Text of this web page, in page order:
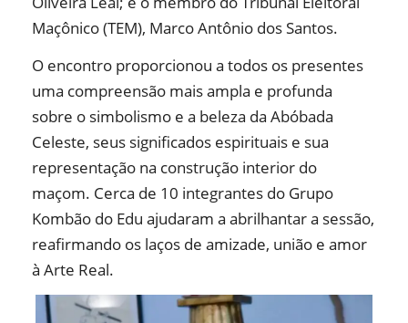
Maçônico (TEM), Marco Antônio dos Santos.
O encontro proporcionou a todos os presentes
uma compreensão mais ampla e profunda
sobre o simbolismo e a beleza da Abóbada
Celeste, seus significados espirituais e sua
representação na construção interior do
maçom. Cerca de 10 integrantes do Grupo
Kombão do Edu ajudaram a abrilhantar a sessão,
reafirmando os laços de amizade, união e amor
à Arte Real.